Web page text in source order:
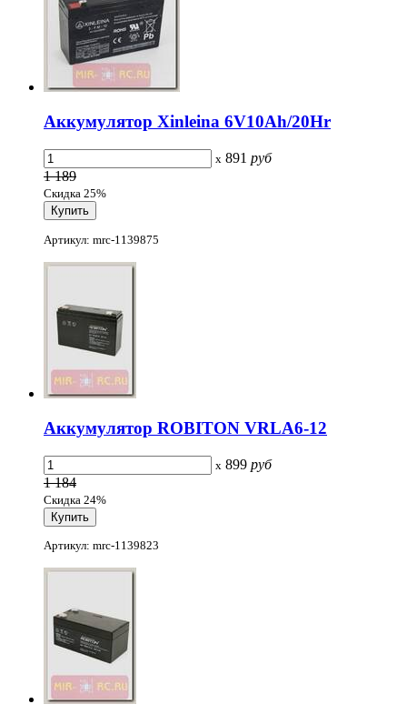
Аккумулятор Xinleina 6V10Ah/20Hr
x 891 руб
1 189
Скидка 25%
Артикул: mrc-1139875
Аккумулятор ROBITON VRLA6-12
x 899 руб
1 184
Скидка 24%
Артикул: mrc-1139823